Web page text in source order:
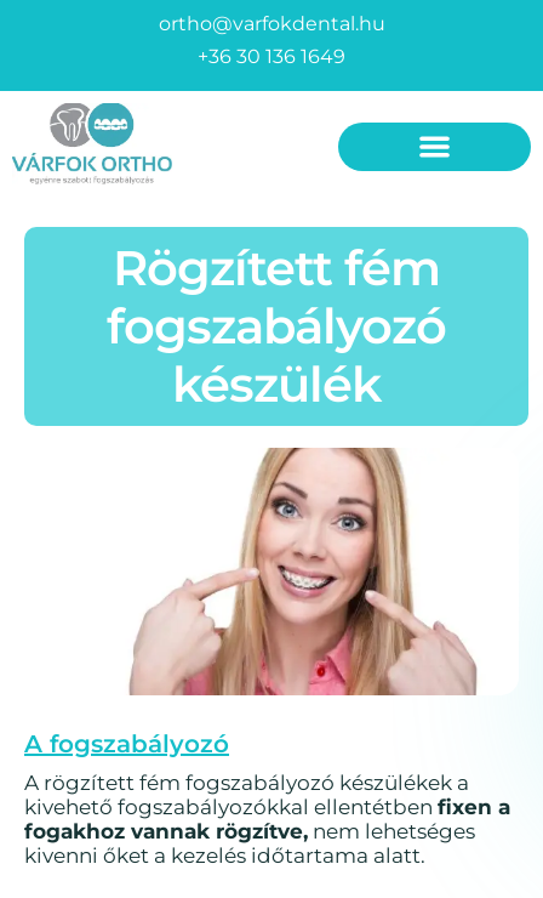
ortho@varfokdental.hu
+36 30 136 1649
Rögzített fém
fogszabályozó
készülék
A fogszabályozó
A rögzített fém fogszabályozó készülékek a
kivehető fogszabályozókkal ellentétben fixen a
fogakhoz vannak rögzítve, nem lehetséges
kivenni őket a kezelés időtartama alatt.